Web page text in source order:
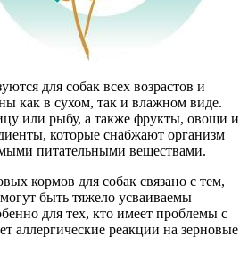
для собак всех возрастов и
как в сухом, так и влажном виде.
или рыбу, а также фрукты, овощи и
которые снабжают организм
питательными веществами.
кормов для собак связано с тем,
быть тяжело усваиваемы
для тех, кто имеет проблемы с
аллергические реакции на зерновые